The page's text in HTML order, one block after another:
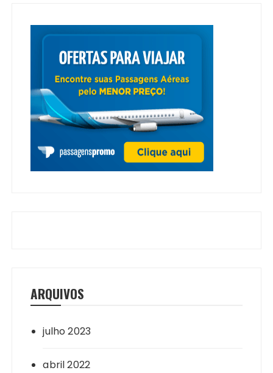
ARQUIVOS
julho 2023
abril 2022